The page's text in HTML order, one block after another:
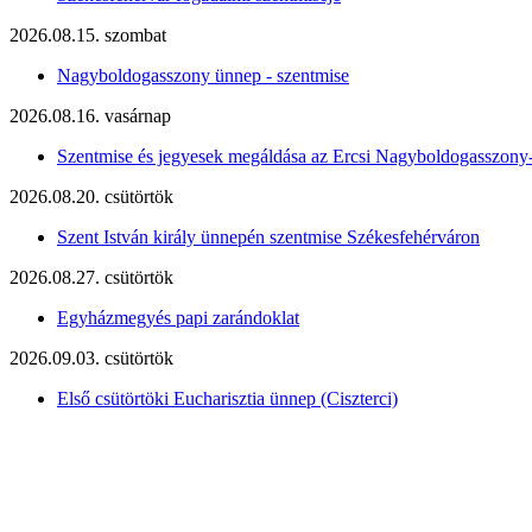
2026.08.15. szombat
Nagyboldogasszony ünnep - szentmise
2026.08.16. vasárnap
Szentmise és jegyesek megáldása az Ercsi
2026.08.20. csütörtök
Szent István király ünnepén szentmise Székesfehérváron
2026.08.27. csütörtök
Egyházmegyés papi zarándoklat
2026.09.03. csütörtök
Első csütörtöki Eucharisztia ünnep (Ciszterci)